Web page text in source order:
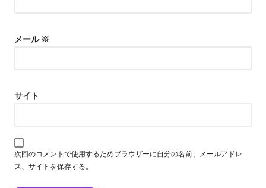
メール ※
サイト
次回のコメントで使用するためブラウザーに自分の名前、メールアドレ
ス、サイトを保存する。